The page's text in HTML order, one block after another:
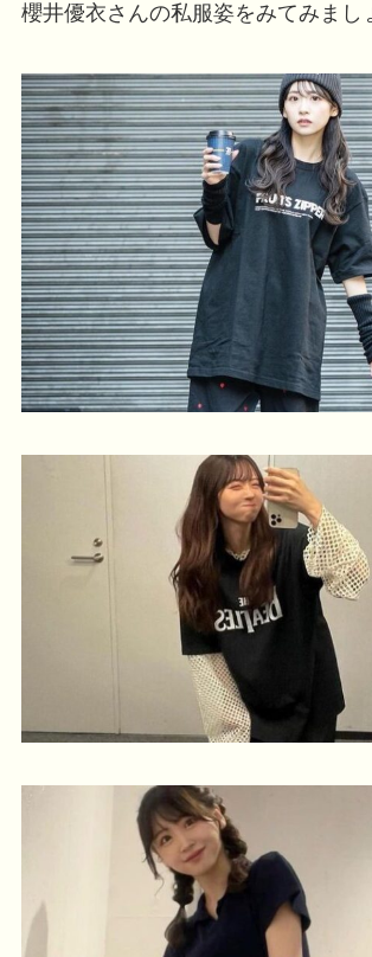
櫻井優衣さんの私服姿をみてみまし